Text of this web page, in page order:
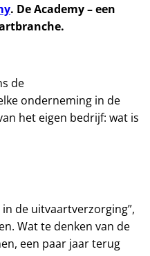
. De Academy – een
de
onderneming in de
het eigen bedrijf: wat is
de uitvaartverzorging”,
Wat te denken van de
een paar jaar terug